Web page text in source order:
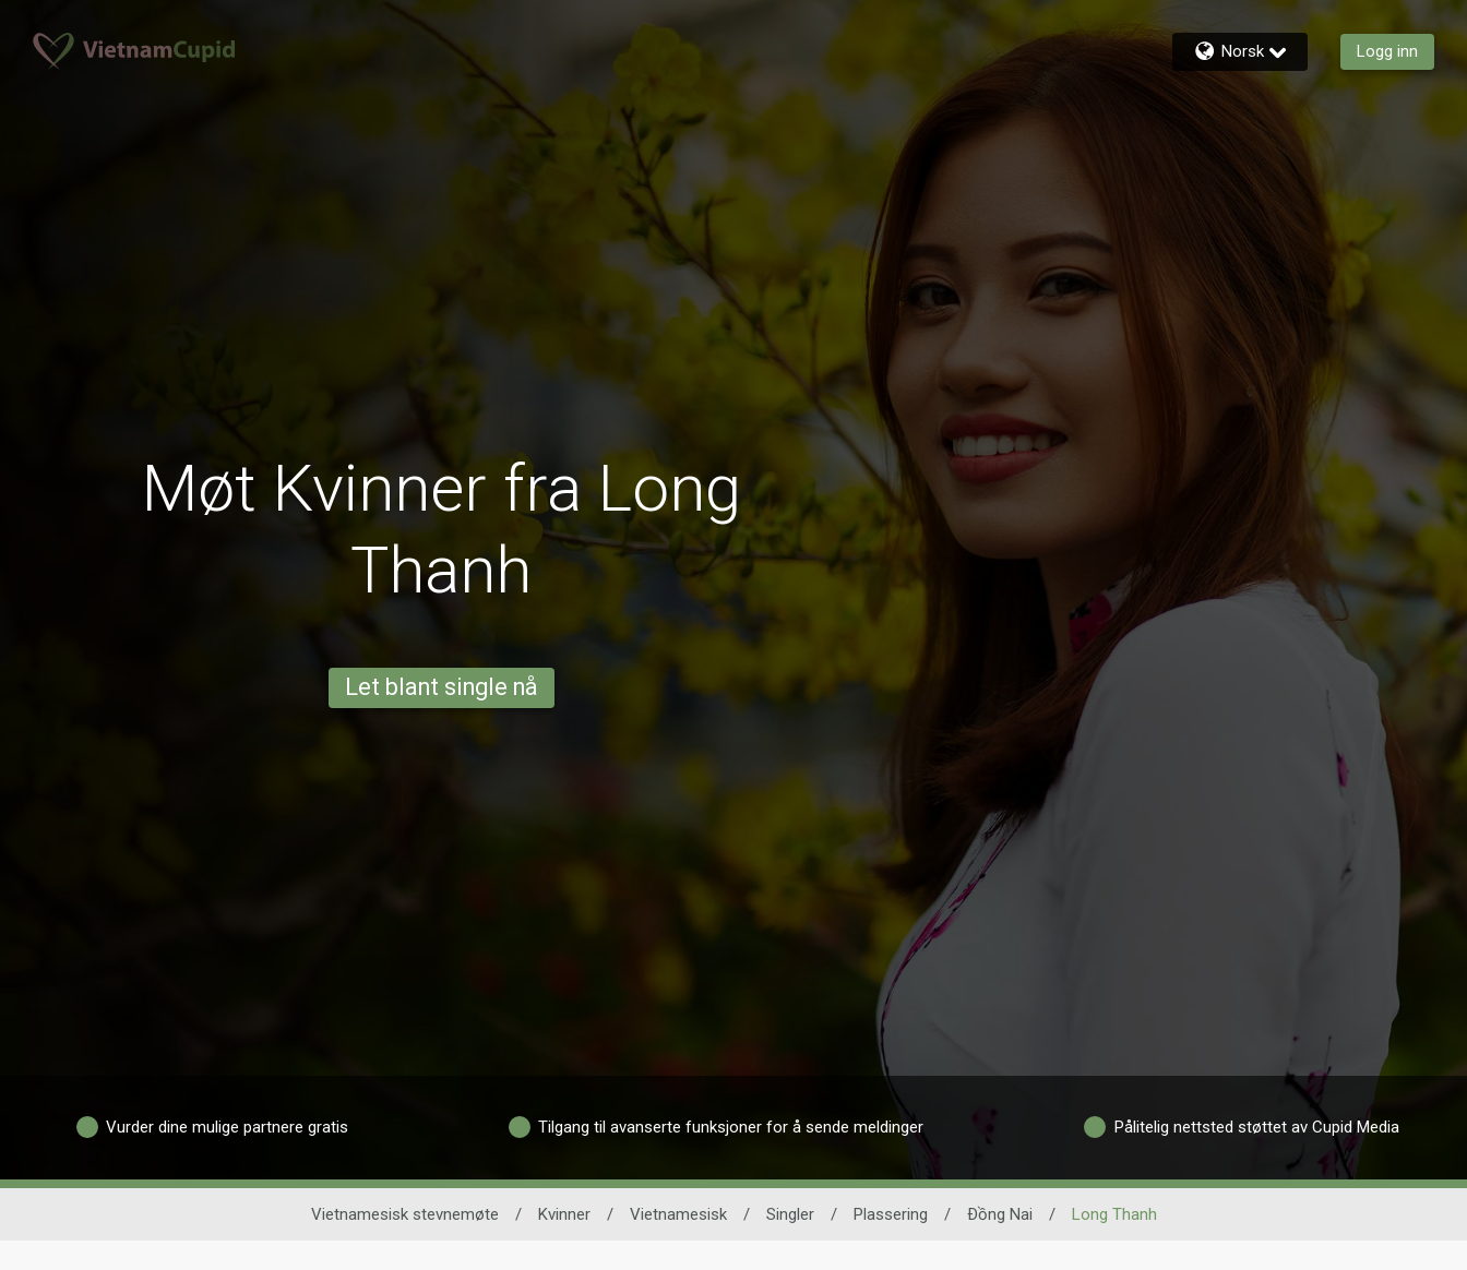
Norsk Logg inn
Møt Kvinner fra Long
Thanh
Let blant single nå
Vurder dine mulige partnere gratis Tilgang til avanserte funksjoner for å sende meldinger Pålitelig nettsted støttet av Cupid Media
Vietnamesisk stevnemøte / Kvinner / Vietnamesisk / Singler / Plassering / Ðồng Nai / Long Thanh